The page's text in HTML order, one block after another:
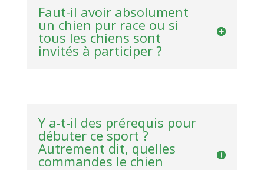
Faut-il avoir absolument
un chien pur race ou si
tous les chiens sont
invités à participer ?
Y a-t-il des prérequis pour
débuter ce sport ?
Autrement dit, quelles
commandes le chien